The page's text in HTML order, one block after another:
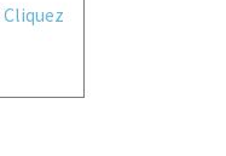
Cliquez